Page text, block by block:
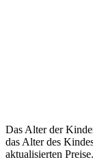
Das Alter der
das Alter des
aktualisierten Preise.